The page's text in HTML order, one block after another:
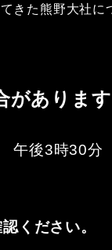
きた熊野大社に
がありま
午後3時30分
ください。